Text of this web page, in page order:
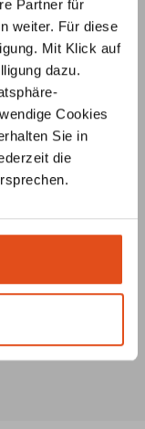
Partner für
weiter. Für diese
Mit Klick auf
dazu.
Cookies
Sie in
die
ein3D-Modell
unverbindlich und
der
zu
und helfen Ihnen